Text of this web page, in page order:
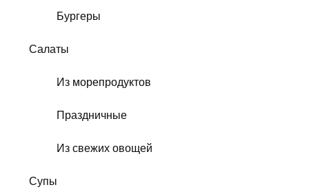
Бургеры
Салаты
Из морепродуктов
Праздничные
Из свежих овощей
Супы